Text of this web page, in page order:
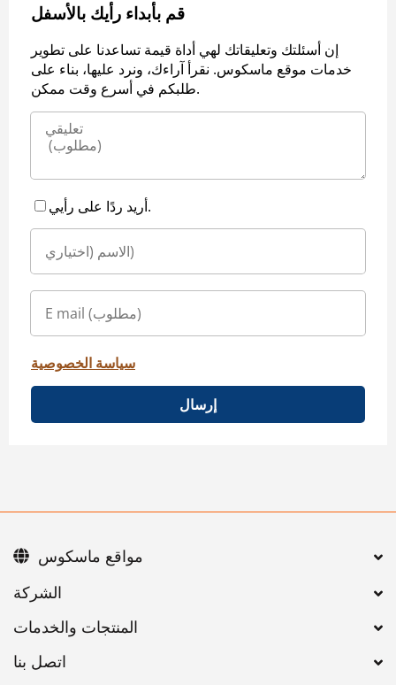
قم بأبداء رأيك بالأسفل
إن أسئلتك وتعليقاتك لهي أداة قيمة تساعدنا على تطوير
خدمات موقع ماسكوس. نقرأ آراءك، ونرد عليها، بناء على
طلبكم في أسرع وقت ممكن.
أريد ردًا على رأيي.
سياسة الخصوصية
إرسال
اتصل بنا
مواقع ماسكوس